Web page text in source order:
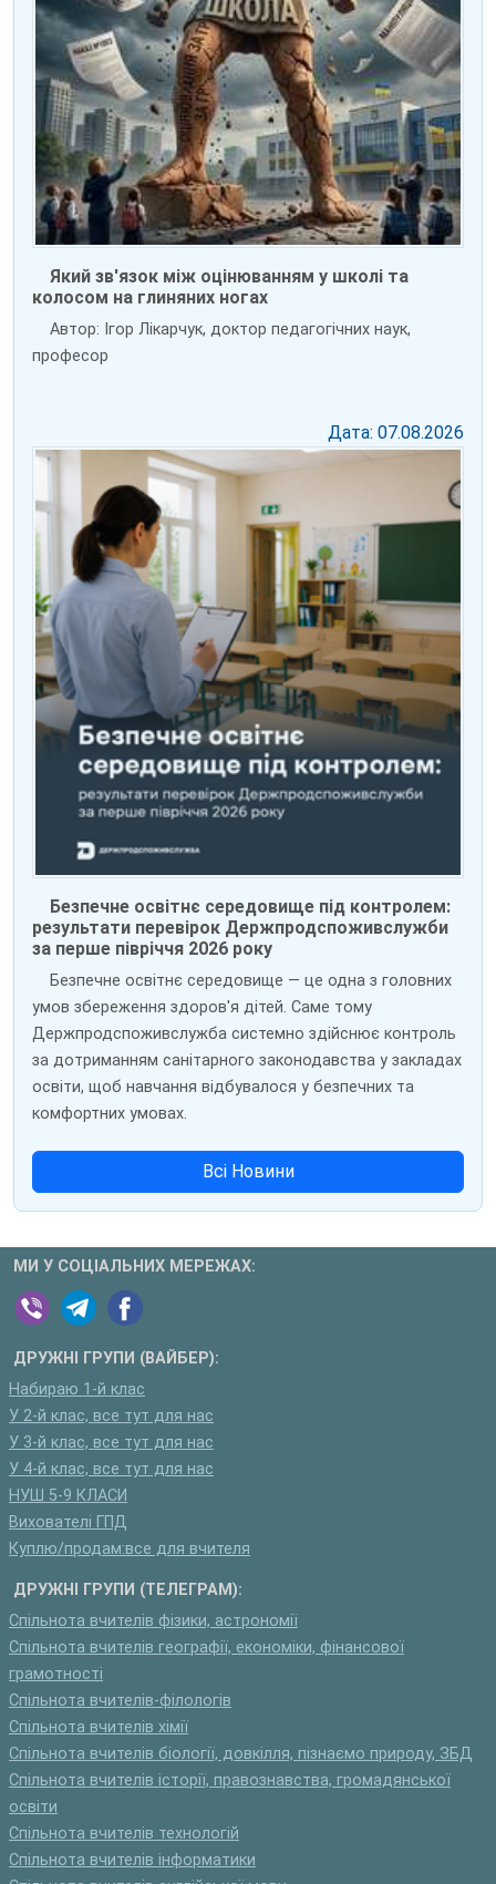
Який зв'язок між оцінюванням у школі та
колосом на глиняних ногах
Автор: Ігор Лікарчук, доктор педагогічних наук,
професор
Дата: 07.08.2026
Безпечне освітнє середовище під контролем:
результати перевірок Держпродспоживслужби
за перше півріччя 2026 року
Безпечне освітнє середовище — це одна з головних
умов збереження здоров'я дітей. Саме тому
Держпродспоживслужба системно здійснює контроль
за дотриманням санітарного законодавства у закладах
освіти, щоб навчання відбувалося у безпечних та
комфортних умовах.
Всі Новини
МИ У СОЦІАЛЬНИХ МЕРЕЖАХ:
ДРУЖНІ ГРУПИ (ВАЙБЕР):
Набираю 1-й клас
У 2-й клас, все тут для нас
У 3-й клас, все тут для нас
У 4-й клас, все тут для нас
НУШ 5-9 КЛАСИ
Вихователі ГПД
Куплю/продам:все для вчителя
ДРУЖНІ ГРУПИ (ТЕЛЕГРАМ):
Спільнота вчителів фізики, астрономії
Спільнота вчителів географії, економіки, фінансової
грамотності
Спільнота вчителів-філологів
Спільнота вчителів хімії
Спільнота вчителів біології, довкілля, пізнаємо природу, ЗБД
Спільнота вчителів історії, правознавства, громадянської
освіти
Спільнота вчителів технологій
Спільнота вчителів інформатики